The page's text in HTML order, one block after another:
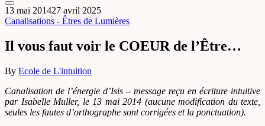
13 mai 201427 avril 2025
Canalisations - Êtres de Lumières
Il vous faut voir le COEUR de l’Être…
By Ecole de L'intuition
Canalisation de l’énergie d’Isis – message reçu en écriture intuitive
par Isabelle Muller, le 13 mai 2014 (aucune modification du texte,
seules les fautes d’orthographe sont corrigées et la ponctuation).